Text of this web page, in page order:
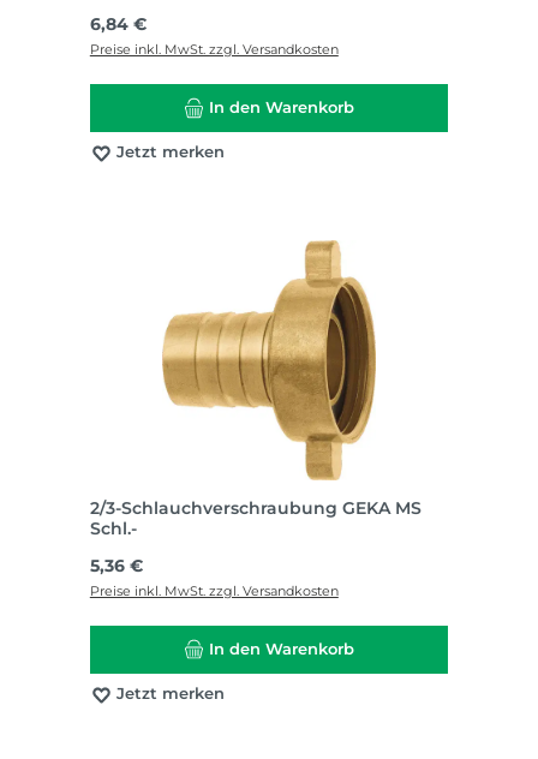
Regulärer Preis:
6,84 €
Preise inkl. MwSt. zzgl. Versandkosten
In den Warenkorb
Jetzt merken
2/3-Schlauchverschraubung GEKA MS
Schl.-
Regulärer Preis:
5,36 €
Preise inkl. MwSt. zzgl. Versandkosten
In den Warenkorb
Jetzt merken